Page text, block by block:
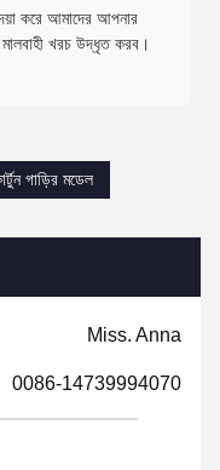
করে আমাদের আপনার
খরচ উদ্ধৃত করব।
গাড়ির মডেল
Miss. Anna
0086-14739994070